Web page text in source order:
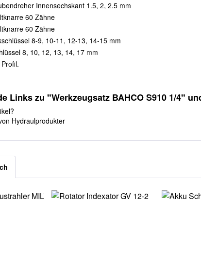
Innensechskant 1.5, 2, 2.5 mm
60 Zähne
60 Zähne
8-9, 10-11, 12-13, 14-15 mm
8, 10, 12, 13, 14, 17 mm
Links zu "Werkzeugsatz BAHCO S910 1/4"
Hydraulprodukter